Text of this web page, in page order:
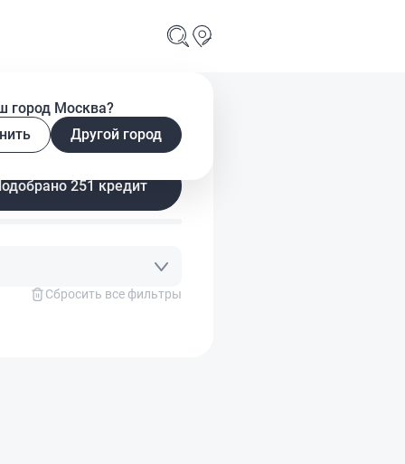
город Москва?
Другой город
Подобрано 251 кредит
Сбросить все фильтры